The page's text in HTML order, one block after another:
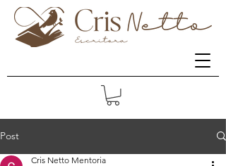
Post
Cris Netto Mentoria